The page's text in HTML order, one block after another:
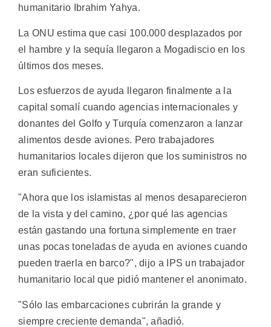
humanitario Ibrahim Yahya.
La ONU estima que casi 100.000 desplazados por
el hambre y la sequía llegaron a Mogadiscio en los
últimos dos meses.
Los esfuerzos de ayuda llegaron finalmente a la
capital somalí cuando agencias internacionales y
donantes del Golfo y Turquía comenzaron a lanzar
alimentos desde aviones. Pero trabajadores
humanitarios locales dijeron que los suministros no
eran suficientes.
"Ahora que los islamistas al menos desaparecieron
de la vista y del camino, ¿por qué las agencias
están gastando una fortuna simplemente en traer
unas pocas toneladas de ayuda en aviones cuando
pueden traerla en barco?", dijo a IPS un trabajador
humanitario local que pidió mantener el anonimato.
"Sólo las embarcaciones cubrirán la grande y
siempre creciente demanda", añadió.